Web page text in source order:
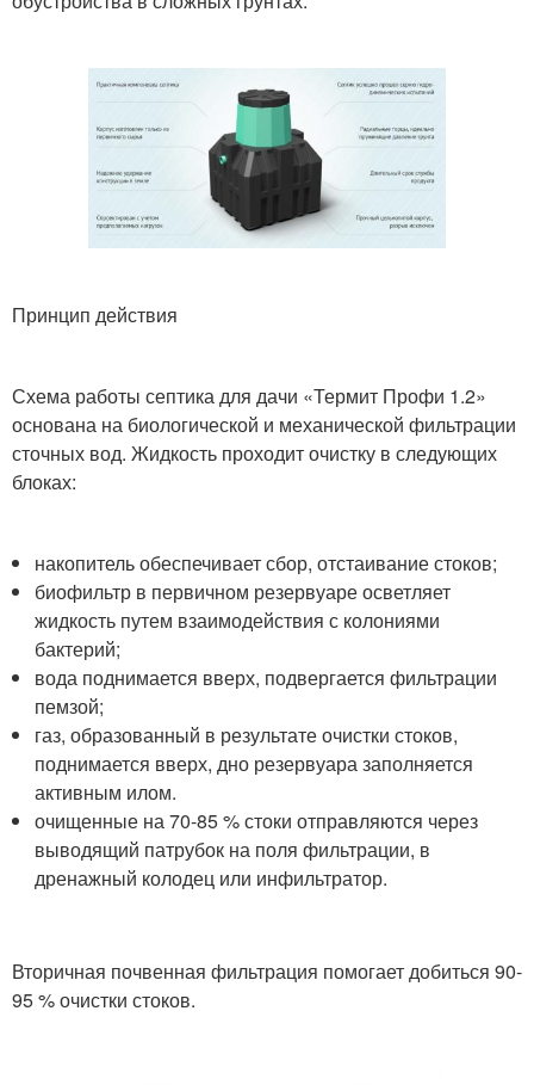
Принцип действия
Схема работы септика для дачи «Термит Профи 1.2»
основана на биологической и механической фильтрации
сточных вод. Жидкость проходит очистку в следующих
блоках:
накопитель обеспечивает сбор, отстаивание стоков;
биофильтр в первичном резервуаре осветляет
жидкость путем взаимодействия с колониями
бактерий;
вода поднимается вверх, подвергается фильтрации
пемзой;
газ, образованный в результате очистки стоков,
поднимается вверх, дно резервуара заполняется
активным илом.
очищенные на 70-85 % стоки отправляются через
выводящий патрубок на поля фильтрации, в
дренажный колодец или инфильтратор.
Вторичная почвенная фильтрация помогает добиться 90-
95 % очистки стоков.